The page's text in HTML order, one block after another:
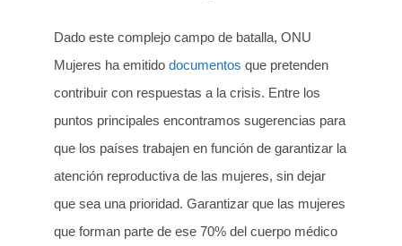
Dado este complejo campo de batalla, ONU
Mujeres ha emitido documentos que pretenden
contribuir con respuestas a la crisis. Entre los
puntos principales encontramos sugerencias para
que los países trabajen en función de garantizar la
atención reproductiva de las mujeres, sin dejar
que sea una prioridad. Garantizar que las mujeres
que forman parte de ese 70% del cuerpo médico